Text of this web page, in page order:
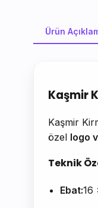
Ürün
Kaşmir
Kaşmir
özel logo
Teknik
Ebat:16